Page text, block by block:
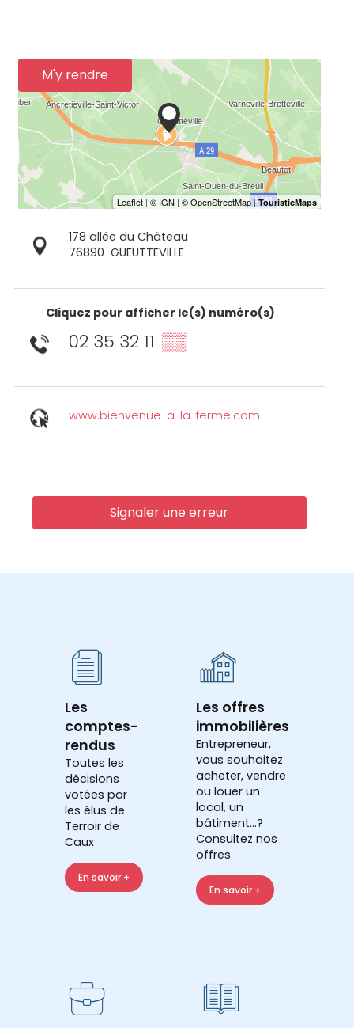
M'y rendre
178 allée du Château
76890 GUEUTTEVILLE
Cliquez pour afficher le(s) numéro(s)
02 35 32 11 ▒▒
www.bienvenue-a-la-ferme.com
Signaler une erreur
Les
comptes-
rendus
Toutes les
décisions
votées par
les élus de
Terroir de
Caux
En savoir +
Les offres
immobilières
Entrepreneur,
vous souhaitez
acheter, vendre
ou louer un
local, un
bâtiment...?
Consultez nos
offres
En savoir +